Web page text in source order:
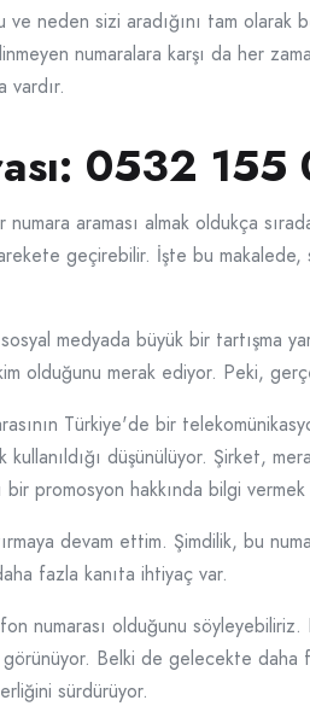
neden sizi aradığını tam
numaralara karşı da her
vardır.
0532
araması almak oldukça
geçirebilir. İşte bu
medyada büyük bir tartışma
olduğunu merak ediyor. Peki,
Türkiye'de bir
düşünülüyor. Şirket,
promosyon hakkında bilgi
devam ettim. Şimdilik, bu
fazla kanıta ihtiyaç var.
numarası olduğunu
Belki de gelecekte daha
sürdürüyor.